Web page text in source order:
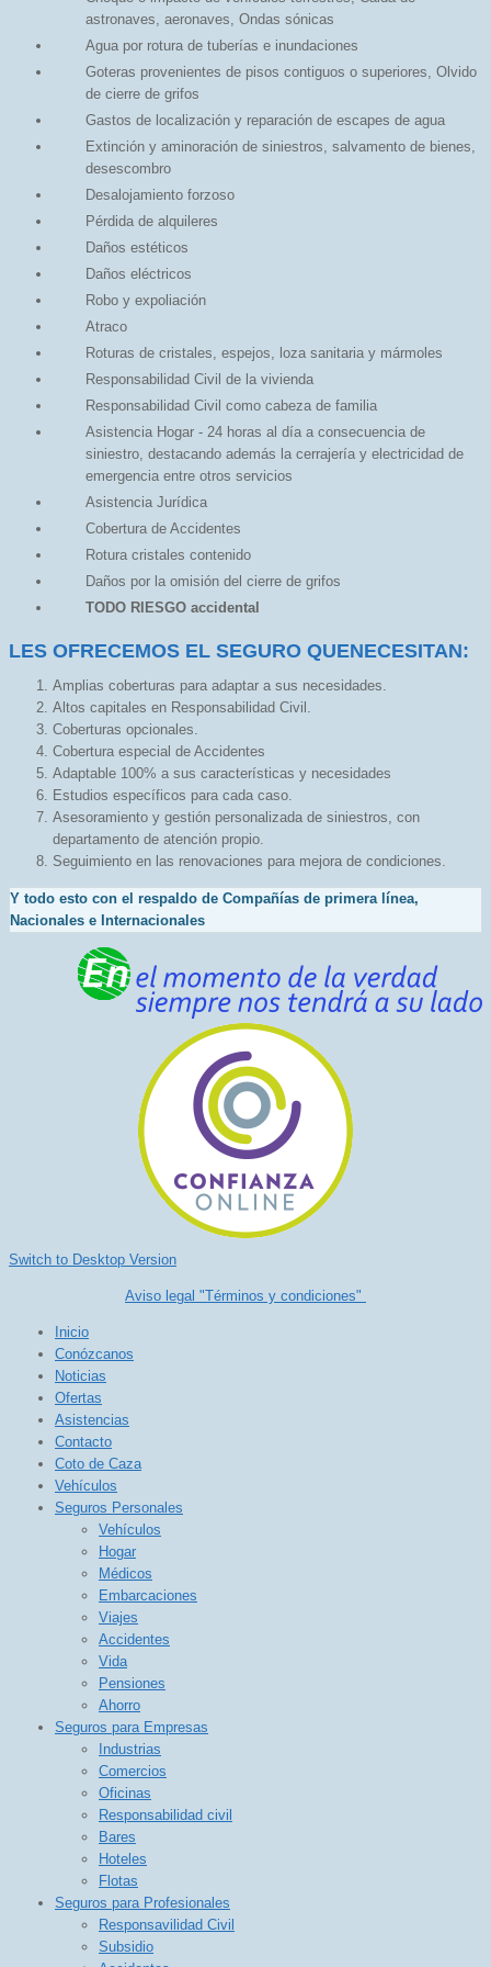
astronaves, aeronaves, Ondas sónicas
Agua por rotura de tuberías e inundaciones
Goteras provenientes de pisos contiguos o superiores, Olvido
de cierre de grifos
Gastos de localización y reparación de escapes de agua
Extinción y aminoración de siniestros, salvamento de bienes,
desescombro
Desalojamiento forzoso
Pérdida de alquileres
Daños estéticos
Daños eléctricos
Robo y expoliación
Atraco
Roturas de cristales, espejos, loza sanitaria y mármoles
Responsabilidad Civil de la vivienda
Responsabilidad Civil como cabeza de familia
Asistencia Hogar - 24 horas al día a consecuencia de
siniestro, destacando además la cerrajería y electricidad de
emergencia entre otros servicios
Asistencia Jurídica
Cobertura de Accidentes
Rotura cristales contenido
Daños por la omisión del cierre de grifos
TODO RIESGO accidental
LES OFRECEMOS EL SEGURO QUENECESITAN:
Amplias coberturas para adaptar a sus necesidades.
Altos capitales en Responsabilidad Civil.
Coberturas opcionales.
Cobertura especial de Accidentes
Adaptable 100% a sus características y necesidades
Estudios específicos para cada caso.
Asesoramiento y gestión personalizada de siniestros, con
departamento de atención propio.
Seguimiento en las renovaciones para mejora de condiciones.
Y todo esto con el respaldo de Compañías de primera línea,
Nacionales e Internacionales
Switch to Desktop Version
Aviso legal "Términos y condiciones"
Inicio
Conózcanos
Noticias
Ofertas
Asistencias
Contacto
Coto de Caza
Vehículos
Seguros Personales
Vehículos
Hogar
Médicos
Embarcaciones
Viajes
Accidentes
Vida
Pensiones
Ahorro
Seguros para Empresas
Industrias
Comercios
Oficinas
Responsabilidad civil
Bares
Hoteles
Flotas
Seguros para Profesionales
Responsavilidad Civil
Subsidio